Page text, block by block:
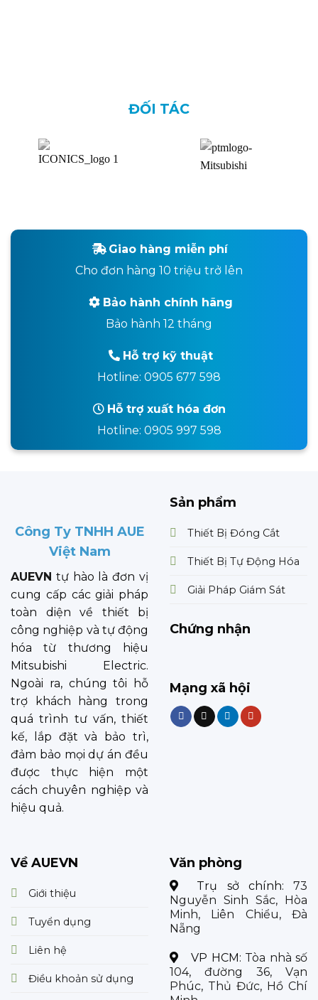
ĐỐI TÁC
Giao hàng miễn phí
Cho đơn hàng 10 triệu trở lên
Bảo hành chính hãng
Bảo hành 12 tháng
Hỗ trợ kỹ thuật
Hotline: 0905 677 598
Hỗ trợ xuất hóa đơn
Hotline: 0905 997 598
Công Ty TNHH AUE
Việt Nam
AUEVN tự hào là đơn vị
cung cấp các giải pháp
toàn diện về thiết bị
công nghiệp và tự động
hóa từ thương hiệu
Mitsubishi Electric.
Ngoài ra, chúng tôi hỗ
trợ khách hàng trong
quá trình tư vấn, thiết
kế, lắp đặt và bảo trì,
đảm bảo mọi dự án đều
được thực hiện một
cách chuyên nghiệp và
hiệu quả.
Sản phẩm
Thiết Bị Đóng Cắt
Thiết Bị Tự Động Hóa
Giải Pháp Giám Sát
Chứng nhận
Mạng xã hội
Về AUEVN
Giới thiệu
Tuyển dụng
Liên hệ
Điều khoản sử dụng
Văn phòng
Trụ sở chính: 73
Nguyễn Sinh Sắc, Hòa
Minh, Liên Chiểu, Đà
Nẵng
VP HCM: Tòa nhà số
104, đường 36, Vạn
Phúc, Thủ Đức, Hồ Chí